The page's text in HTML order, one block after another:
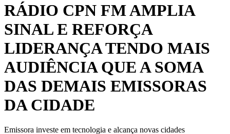
RÁDIO CPN FM AMPLIA
SINAL E REFORÇA
LIDERANÇA TENDO MAIS
AUDIÊNCIA QUE A SOMA
DAS DEMAIS EMISSORAS
DA CIDADE
Emissora investe em tecnologia e alcança novas cidades